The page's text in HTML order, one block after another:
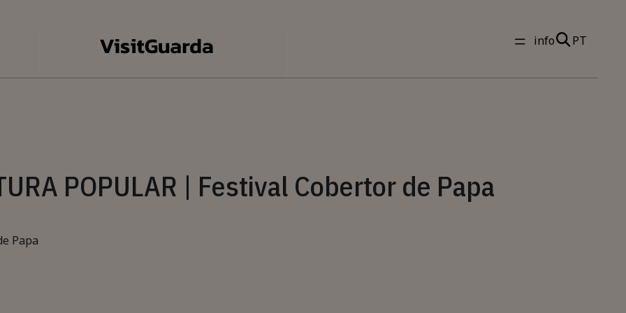
info PT
POPULAR | Festival Cobertor de Papa